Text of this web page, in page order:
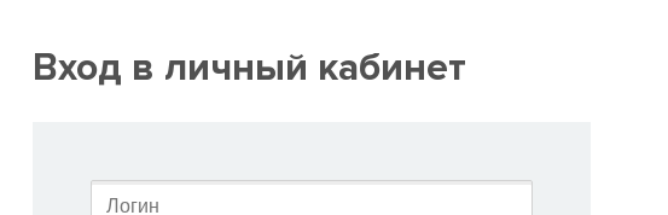
Вход в личный кабинет